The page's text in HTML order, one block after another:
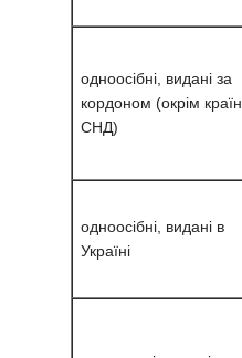
одноосібні, видані за
кордоном (окрім країн
СНД)
одноосібні, видані в
Україні